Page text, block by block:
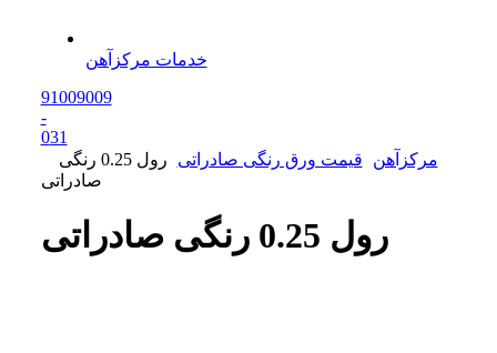
خدمات مرکزآهن
91009009
-
031
مرکزآهن
قیمت ورق رنگی صادراتی
رول 0.25 رنگی
صادراتی
رول 0.25 رنگی صادراتی